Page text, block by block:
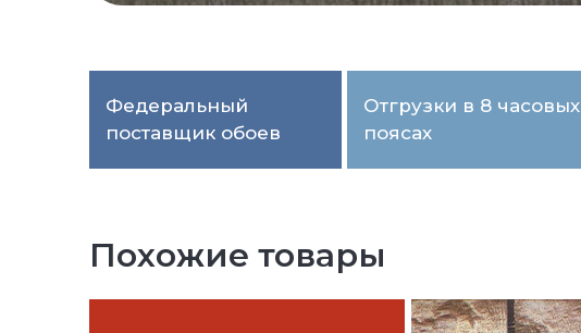
Федеральный
поставщик обоев
Отгрузки в 8 часовых
поясах
Похожие товары